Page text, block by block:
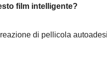
film intelligente?
di pellicola